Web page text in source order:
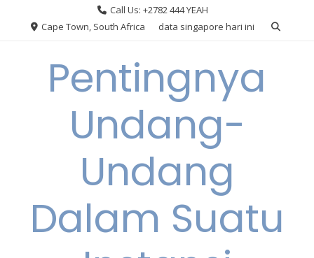
Call Us: +2782 444 YEAH
Cape Town, South Africa
data singapore hari ini
Pentingnya
Undang-
Undang
Dalam Suatu